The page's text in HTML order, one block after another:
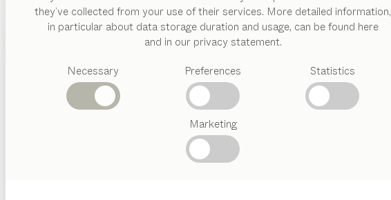
they’ve collected from your use of their services. More detailed information,
in particular about data storage duration and usage, can be found here
and in our privacy statement.
Necessary
Preferences Statistics
Marketing
Tables
Cuisines
Rayonnages
Lits
PRODUITS
QUI SOMMES-NOUS
REVENDEUR